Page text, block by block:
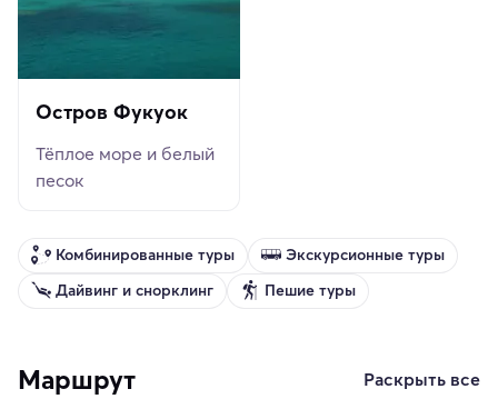
Остров Фукуок
Тёплое море и белый
песок
Комбинированные туры
Экскурсионные туры
Дайвинг и снорклинг
Пешие туры
Маршрут Раскрыть все